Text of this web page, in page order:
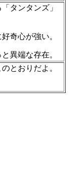
タンタンズ」
奇心が強い。
異端な存在。
とおりだよ。